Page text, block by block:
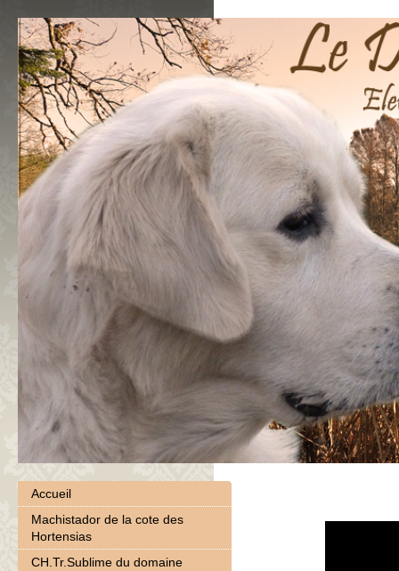
Accueil
Machistador de la cote des
Hortensias
CH.Tr.Sublime du domaine